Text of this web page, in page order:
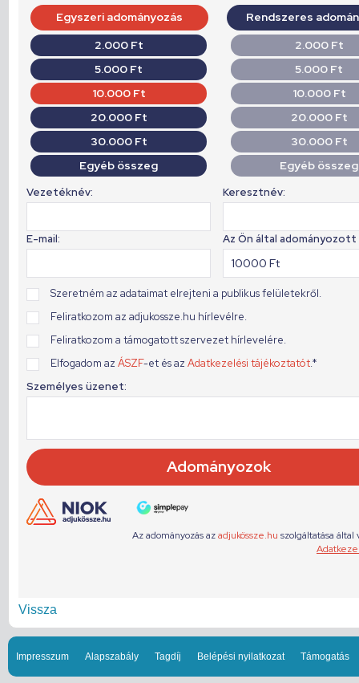
Vissza
Impresszum Alapszabály Tagdíj Belépési nyilatkozat Támogatás